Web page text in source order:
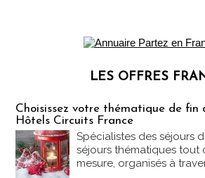
LES OFFRES
Choisissez votre thématique de fin
Hôtels Circuits France
Spécialistes des séjours
séjours thématiques tout
mesure, organisés à